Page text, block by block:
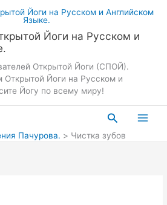
Йоги на Русском и
Открытой Йоги (СПОЙ).
Открытой Йоги на Русском и
Йогу по всему миру!
Поиск
Пачурова. Чистка зубов